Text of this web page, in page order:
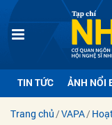
TIN TỨC ẢNH NỔI
Trang chủ VAPA
luận